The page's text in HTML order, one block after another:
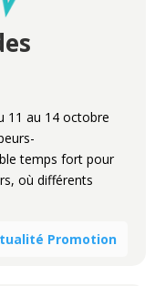
11 au 14 octobre
temps fort pour
où différents
Promotion